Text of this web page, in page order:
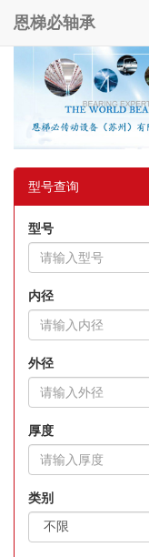
恩梯必轴承
型号查询
型号
内径
外径
厚度
类别